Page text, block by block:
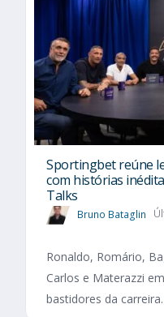
Sportingbet reúne
com histórias
Talks
Bruno Bataglin
Ronaldo, Romário,
Carlos e Materazzi
bastidores da